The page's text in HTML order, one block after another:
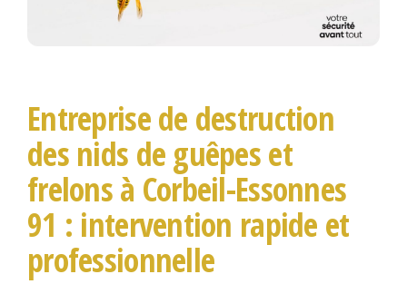
Entreprise de destruction
des nids de guêpes et
frelons à Corbeil-Essonnes
91 : intervention rapide et
professionnelle